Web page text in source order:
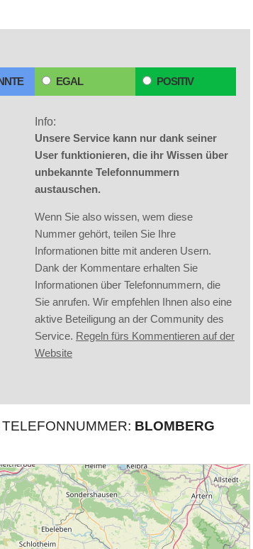
EGAL POSITIV
Info:
Unsere Service kann nur dank seiner
User funktionieren, die ihr Wissen über
unbekannte Telefonnummern
austauschen.
Wenn Sie also wissen, wem diese
Nummer gehört, teilen Sie Ihre
Informationen bitte mit anderen Usern.
Dank der Kommentare erhalten Sie
Informationen über Telefonnummern, die
Sie anrufen. Wir empfehlen Ihnen also eine
aktive Beteiligung an der Community des
Service. Regeln fürs Kommentieren auf der
Website
BLOMBERG